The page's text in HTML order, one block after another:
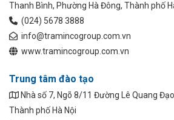
Thanh Bình, Phường Hà Đông, Thành phố
(024) 5678 3888
info@tramincogroup.com.vn
www.tramincogroup.com.vn
Trung tâm đào tạo
Nhà số 7, Ngõ 8/11 Đường Lê Quang
Thành phố Hà Nội